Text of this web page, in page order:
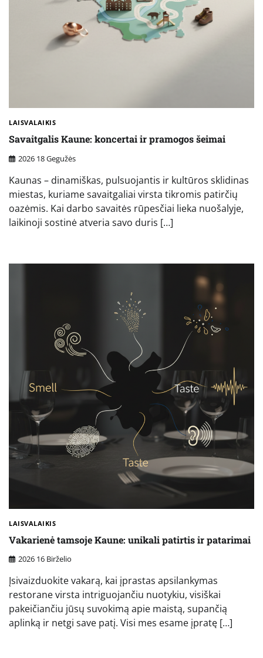
LAISVALAIKIS
Savaitgalis Kaune: koncertai ir pramogos šeimai
2026 18 Gegužės
Kaunas – dinamiškas, pulsuojantis ir kultūros sklidinas
miestas, kuriame savaitgaliai virsta tikromis patirčių
oazėmis. Kai darbo savaitės rūpesčiai lieka nuošalyje,
laikinoji sostinė atveria savo duris […]
LAISVALAIKIS
Vakarienė tamsoje Kaune: unikali patirtis ir patarimai
2026 16 Birželio
Įsivaizduokite vakarą, kai įprastas apsilankymas
restorane virsta intriguojančiu nuotykiu, visiškai
pakeičiančiu jūsų suvokimą apie maistą, supančią
aplinką ir netgi save patį. Visi mes esame įpratę […]